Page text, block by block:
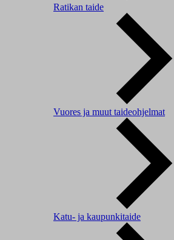
Ratikan taide
Vuores ja muut taideohjelmat
Katu- ja kaupunkitaide